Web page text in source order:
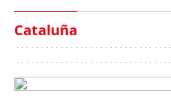
Cataluña